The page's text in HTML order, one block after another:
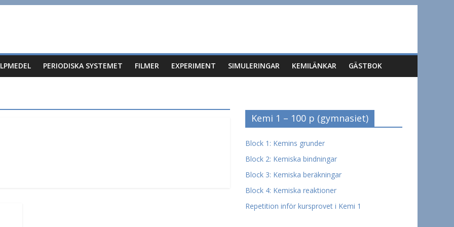
PERIODISKA SYSTEMET FILMER EXPERIMENT SIMULERINGAR KEMILÄNKAR GÄSTBOK
Kemi 1 – 100 p (gymnasiet)
Block 1: Kemins grunder
Block 2: Kemiska bindningar
Block 3: Kemiska beräkningar
Block 4: Kemiska reaktioner
Repetition inför kursprovet i Kemi 1